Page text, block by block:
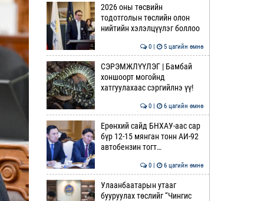
2026 оны төсвийн
тодотголын төслийн олон
нийтийн хэлэлцүүлэг боллоо
0 | 5 цагийн өмнө
СЭРЭМЖЛҮҮЛЭГ | Бамбай
хоншоорт могойнд
хатгуулахаас сэргийлнэ үү!
0 | 6 цагийн өмнө
Ерөнхий сайд БНХАУ-аас сар
бүр 12-15 мянган тонн АИ-92
автобензин тогт…
0 | 6 цагийн өмнө
Улаанбаатарын утааг
бууруулах төслийг “Чингис